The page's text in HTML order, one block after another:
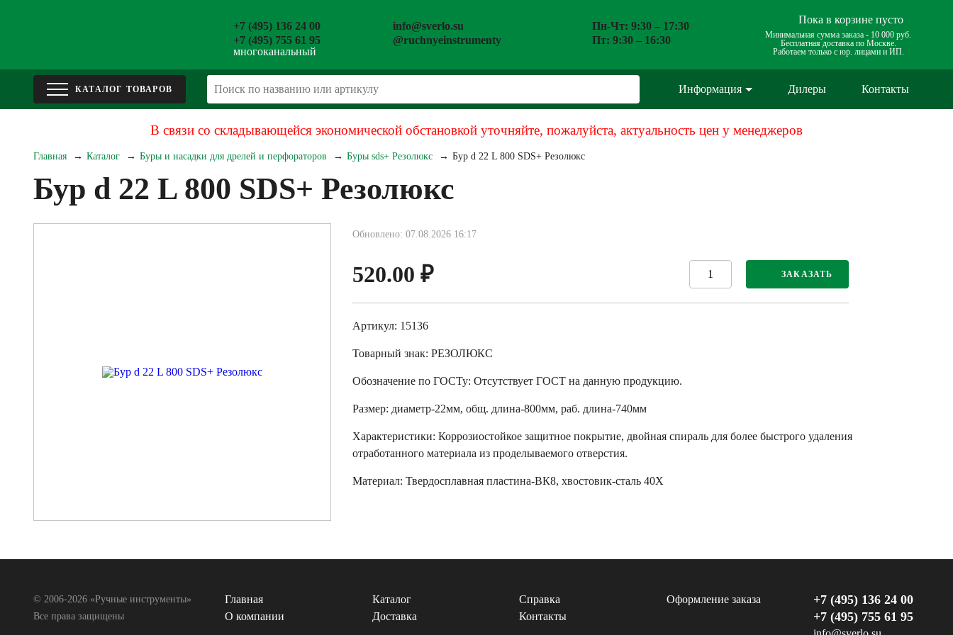
+7 (495) 136 24 00
+7 (495) 755 61 95
многоканальный
info@sverlo.su
@ruchnyeinstrumenty
Пн-Чт: 9:30 – 17:30
Пт: 9:30 – 16:30
Пока в корзине пусто
Минимальная сумма заказа - 10 000 руб.
Бесплатная доставка по Москве.
Работаем только с юр. лицами и ИП.
Информация Дилеры Контакты
В связи со складывающейся экономической обстановкой уточняйте, пожалуйста, актуальность цен у менеджеров
Главная Каталог Буры и насадки для дрелей и перфораторов Буры sds+ Резолюкс Бур d 22 L 800 SDS+ Резолюкс
Бур d 22 L 800 SDS+ Резолюкс
Обновлено: 07.08.2026 16:17
520.00 ₽ ЗАКАЗАТЬ
Артикул: 15136
Товарный знак: РЕЗОЛЮКС
Обозначение по ГОСТу: Отсутствует ГОСТ на данную продукцию.
Размер: диаметр-22мм, общ. длина-800мм, раб. длина-740мм
Характеристики: Коррозиостойкое защитное покрытие, двойная спираль для более быстрого удаления
отработанного материала из проделываемого отверстия.
Материал: Твердосплавная пластина-ВК8, хвостовик-сталь 40Х
© 2006-2026 «Ручные инструменты»
Все права защищены
Главная Каталог Справка
Оформление заказа
О компании
Доставка Контакты
+7 (495) 136 24 00
+7 (495) 755 61 95